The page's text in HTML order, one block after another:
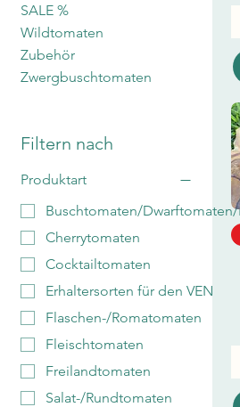
SALE %
Wildtomaten
Zubehör
Zwergbuschtomaten
Filtern nach
Produktart
Buschtomaten/
Cherrytomaten
Cocktailtomaten
Erhaltersorten für den VEN
Flaschen-/Romatomaten
Fleischtomaten
Freilandtomaten
Salat-/Rundtomaten